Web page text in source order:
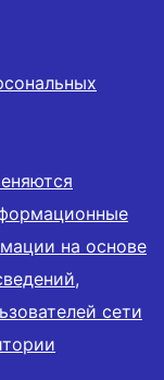
на основе
сети